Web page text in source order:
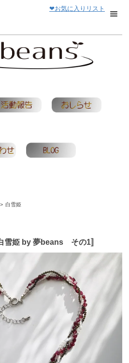
❤お気に入りリスト
> 白雪姫
雪姫 by 夢beans その1〛